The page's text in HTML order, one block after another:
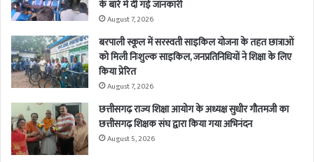
के बारे में दी गई जानकारी
August 7, 2026
बरपाली स्कूल में सरस्वती साइकिल योजना के तहत छात्राओं
को मिली निःशुल्क साइकिल, जनप्रतिनिधियों ने शिक्षा के लिए
किया प्रेरित
August 7, 2026
छत्तीसगढ़ राज्य शिक्षा आयोग के अध्यक्ष सुधीर गौतमजी का
छत्तीसगढ़ शिक्षक संघ द्वारा किया गया अभिनंदन
August 5, 2026